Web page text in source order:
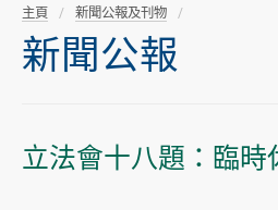
主頁 新聞公報及刊物
新聞公報
立法會十八題：臨時